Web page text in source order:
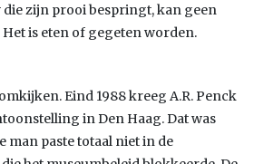
die zijn prooi bespringt, kan geen
is eten of gegeten worden.
Eind 1988 kreeg A.R. Penck
in Den Haag. Dat was
man paste totaal niet in de